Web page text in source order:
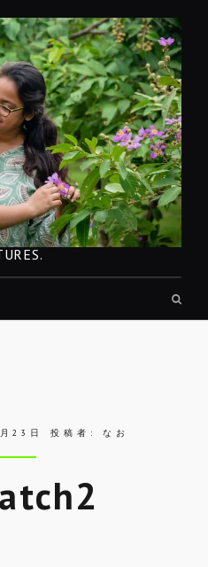
23日 投稿者:なお